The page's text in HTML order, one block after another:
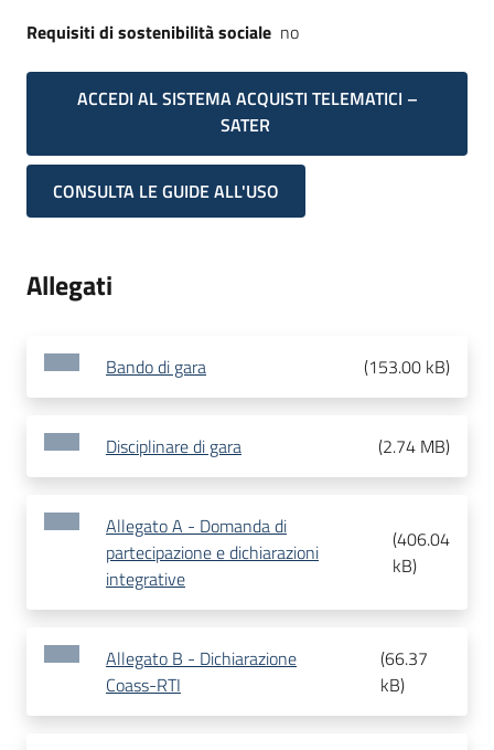
Requisiti di sostenibilità sociale no
ACCEDI AL SISTEMA ACQUISTI TELEMATICI –
SATER
CONSULTA LE GUIDE ALL'USO
Allegati
Bando di gara (153.00 kB)
Disciplinare di gara (2.74 MB)
Allegato A - Domanda di
partecipazione e dichiarazioni
integrative
(406.04
kB)
Allegato B - Dichiarazione
Coass-RTI
(66.37
kB)